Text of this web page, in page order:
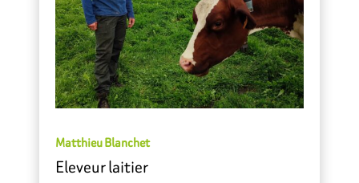
Matthieu Blanchet
Eleveur laitier